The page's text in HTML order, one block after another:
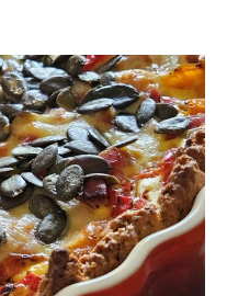
habe
–
Juni
2025